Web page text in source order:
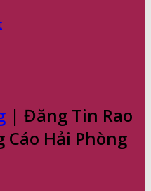
| Đăng Tin Rao
Cáo Hải Phòng